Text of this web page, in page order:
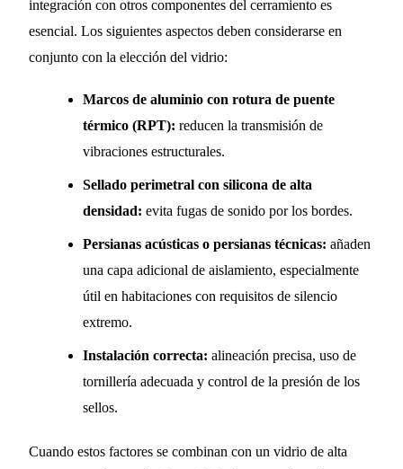
integración con otros componentes del cerramiento es
esencial. Los siguientes aspectos deben considerarse en
conjunto con la elección del vidrio:
Marcos de aluminio con rotura de puente
térmico (RPT): reducen la transmisión de
vibraciones estructurales.
Sellado perimetral con silicona de alta
densidad: evita fugas de sonido por los bordes.
Persianas acústicas o persianas técnicas: añaden
una capa adicional de aislamiento, especialmente
útil en habitaciones con requisitos de silencio
extremo.
Instalación correcta: alineación precisa, uso de
tornillería adecuada y control de la presión de los
sellos.
Cuando estos factores se combinan con un vidrio de alta